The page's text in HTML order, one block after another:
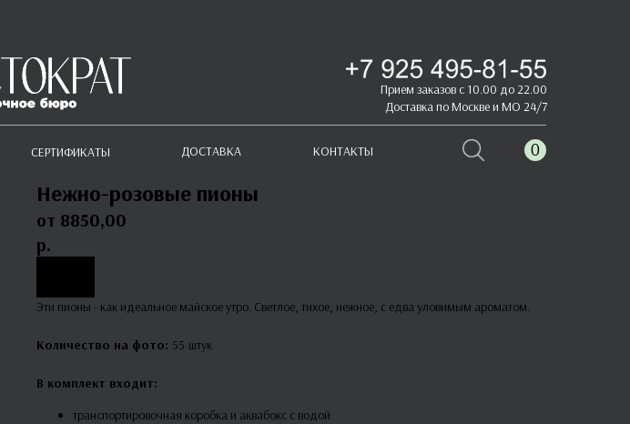
ДОСТАВКА КОНТАКТЫ
СЕРТИФИКАТЫ 0
Доставка по Москве и МО 24/7
Прием заказов с 10.00 до 22.00
Нежно-розовые пионы
8850,00
р.
Эти пионы - как идеальное майское утро. Светлое, тихое, нежное, с едва уловимым ароматом.
Количество на фото: 55 штук
В комплект входит:
транспортировочная коробка и аквабокс с водой